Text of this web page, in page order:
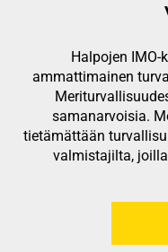
Halpojen
ammattimainen
samanarvoisia.
tietämättään
valmistajilta,